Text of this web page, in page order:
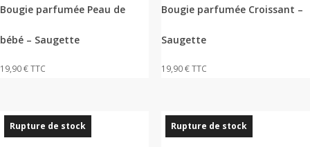
Bougie parfumée Peau de
bébé – Saugette
19,90€TTC
Bougie parfumée Croissant –
Saugette
19,90€TTC
Rupture de stock Rupture de stock